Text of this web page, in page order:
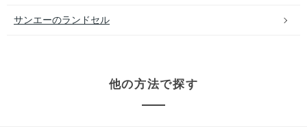
サンエーのランドセル
他の方法で探す